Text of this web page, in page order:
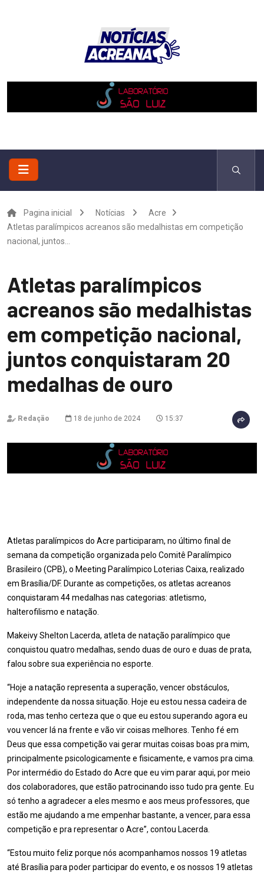
Pagina inicial Notícias
Acre
Atletas paralímpicos acreanos são medalhistas em competição
nacional, juntos...
Atletas paralímpicos
acreanos são medalhistas
em competição nacional,
juntos conquistaram 20
medalhas de ouro
Redação 18 de junho de 2024 15:37
Atletas paralímpicos do Acre participaram, no último final de
semana da competição organizada pelo Comitê Paralímpico
Brasileiro (CPB), o Meeting Paralímpico Loterias Caixa, realizado
em Brasília/DF. Durante as competições, os atletas acreanos
conquistaram 44 medalhas nas categorias: atletismo,
halterofilismo e natação.
Makeivy Shelton Lacerda, atleta de natação paralímpico que
conquistou quatro medalhas, sendo duas de ouro e duas de prata,
falou sobre sua experiência no esporte.
“Hoje a natação representa a superação, vencer obstáculos,
independente da nossa situação. Hoje eu estou nessa cadeira de
roda, mas tenho certeza que o que eu estou superando agora eu
vou vencer lá na frente e vão vir coisas melhores. Tenho fé em
Deus que essa competição vai gerar muitas coisas boas pra mim,
principalmente psicologicamente e fisicamente, e vamos pra cima.
Por intermédio do Estado do Acre que eu vim parar aqui, por meio
dos colaboradores, que estão patrocinando isso tudo pra gente. Eu
só tenho a agradecer a eles mesmo e aos meus professores, que
estão me ajudando a me empenhar bastante, a vencer, para essa
competição e pra representar o Acre”, contou Lacerda.
“Estou muito feliz porque nós acompanhamos nossos 19 atletas
até Brasília para poder participar do evento, e os nossos 19 atletas